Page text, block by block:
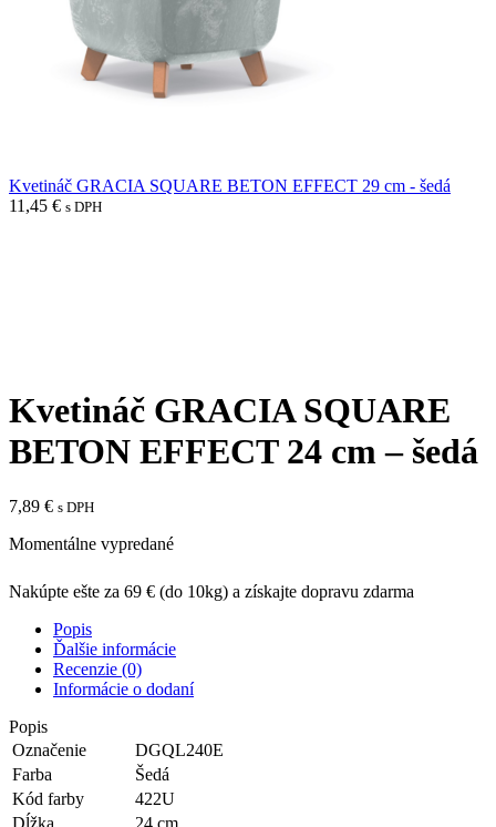
Kvetináč GRACIA SQUARE BETON EFFECT 29 cm - šedá
11,45 € s DPH
Kvetináč GRACIA SQUARE
BETON EFFECT 24 cm – šedá
7,89 € s DPH
Momentálne vypredané
Nakúpte ešte za 69 € (do 10kg) a získajte dopravu zdarma
Popis
Ďalšie informácie
Recenzie (0)
Informácie o dodaní
Popis
Označenie
DGQL240E
Farba
Šedá
Kód farby
422U
Dĺžka
24 cm